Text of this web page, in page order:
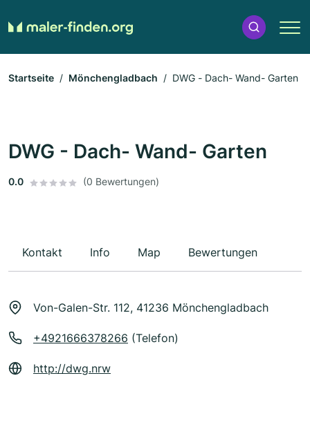
Startseite Mönchengladbach DWG - Dach- Wand- Garten
DWG - Dach- Wand- Garten
0.0 (0 Bewertungen)
Kontakt Info Map Bewertungen
Von-Galen-Str. 112, 41236 Mönchengladbach
+4921666378266 (Telefon)
http://dwg.nrw